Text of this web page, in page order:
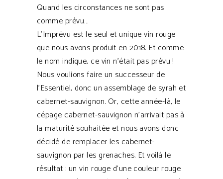
Quand les circonstances ne sont pas
comme prévu…
L’Imprévu est le seul et unique vin rouge
que nous avons produit en 2018. Et comme
le nom indique, ce vin n’était pas prévu !
Nous voulions faire un successeur de
l’Essentiel, donc un assemblage de syrah et
cabernet-sauvignon. Or, cette année-là, le
cépage cabernet-sauvignon n’arrivait pas à
la maturité souhaitée et nous avons donc
décidé de remplacer les cabernet-
sauvignon par les grenaches. Et voilà le
résultat : un vin rouge d’une couleur rouge